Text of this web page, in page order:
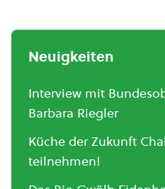
Neuigkeiten
Interview mit
Barbara Riegler
Küche der Zukunft
teilnehmen!